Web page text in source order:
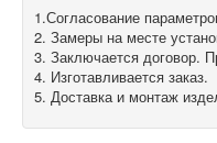
1.Согласование
2. Замеры на месте
3. Заключается договор.
4. Изготавливается заказ.
5. Доставка и монтаж